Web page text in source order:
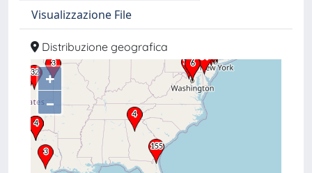
Visualizzazione File
Distribuzione geografica
+
–